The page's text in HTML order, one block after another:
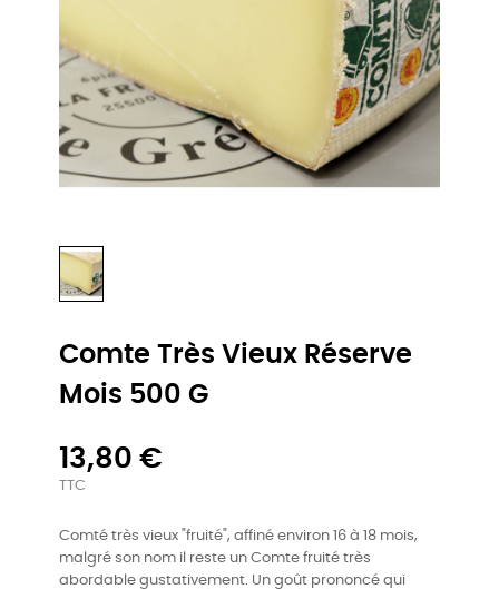
Comte Très Vieux Réserve
Mois 500 G
13,80 €
TTC
Comté très vieux "fruité", affiné environ 16 à 18 mois,
malgré son nom il reste un Comte fruité très
abordable gustativement. Un goût prononcé qui